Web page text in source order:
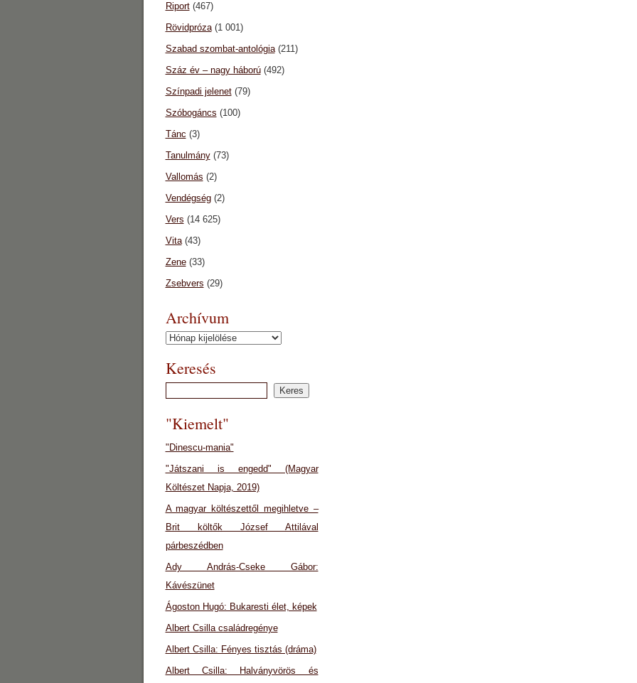
Riport(467)
Rövidpróza(1 001)
Szabad szombat-antológia(211)
Száz év – nagy háború(492)
Színpadi jelenet(79)
Szóbogáncs (100)
Tánc (3)
Tanulmány(73)
Vallomás (2)
Vendégség(2)
Vers (14 625)
Vita(43)
Zene(33)
Zsebvers (29)
Archívum
Archívum
Keresés
"Kiemelt"
"Dinescu-mania"
"Játszani is engedd" (Magyar
Költészet Napja, 2019)
A magyar költészettől megihletve –
Brit költők József Attilával
párbeszédben
Ady András-Cseke Gábor:
Kávészünet
Ágoston Hugó: Bukaresti élet, képek
Albert Csilla családregénye
Albert Csilla: Fényes tisztás (dráma)
Albert Csilla: Halványvörös és